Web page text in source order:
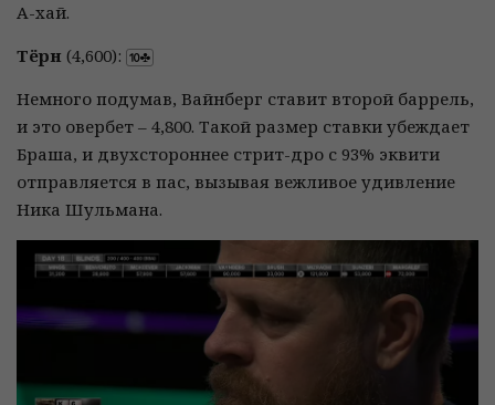
А-хай.
Тёрн (4,600):
Немного подумав, Вайнберг ставит второй баррель,
и это овербет – 4,800. Такой размер ставки убеждает
Браша, и двухстороннее стрит-дро с 93% эквити
отправляется в пас, вызывая вежливое удивление
Ника Шульмана.